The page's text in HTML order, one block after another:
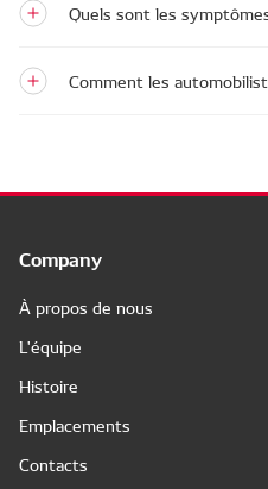
Quels sont les
Comment les
Company
À propos de nous
L'équipe
Histoire
Emplacements
Contacts